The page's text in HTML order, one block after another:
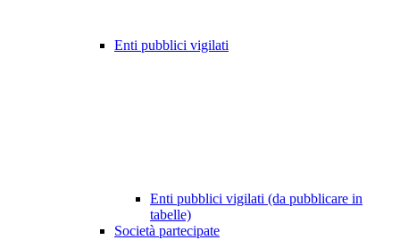
Enti pubblici vigilati
Enti pubblici vigilati (da pubblicare in
tabelle)
Società partecipate